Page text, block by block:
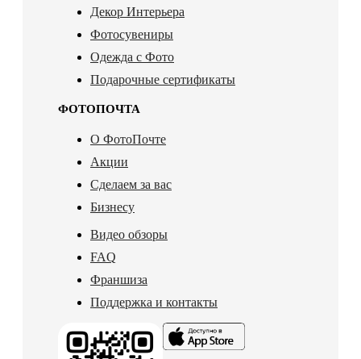
Декор Интерьера
Фотосувениры
Одежда с Фото
Подарочные сертификаты
ФОТОПОЧТА
О ФотоПочте
Акции
Сделаем за вас
Бизнесу
Видео обзоры
FAQ
Франшиза
Поддержка и контакты